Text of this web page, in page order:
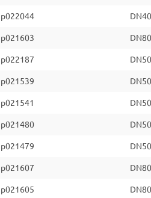
DN40
DN80
DN50
DN50
DN50
DN50
DN50
DN80
DN80